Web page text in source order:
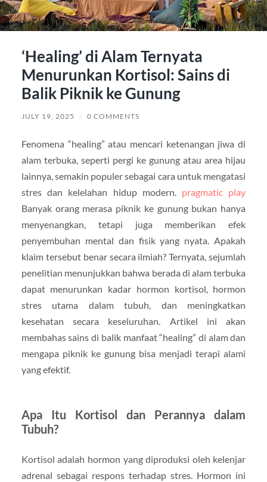
‘Healing’ di Alam Ternyata
Menurunkan Kortisol: Sains di
Balik Piknik ke Gunung
JULY 19, 2025 / 0 COMMENTS
Fenomena “healing” atau mencari ketenangan jiwa di
alam terbuka, seperti pergi ke gunung atau area hijau
lainnya, semakin populer sebagai cara untuk mengatasi
stres dan kelelahan hidup modern. pragmatic play
Banyak orang merasa piknik ke gunung bukan hanya
menyenangkan, tetapi juga memberikan efek
penyembuhan mental dan fisik yang nyata. Apakah
klaim tersebut benar secara ilmiah? Ternyata, sejumlah
penelitian menunjukkan bahwa berada di alam terbuka
dapat menurunkan kadar hormon kortisol, hormon
stres utama dalam tubuh, dan meningkatkan
kesehatan secara keseluruhan. Artikel ini akan
membahas sains di balik manfaat “healing” di alam dan
mengapa piknik ke gunung bisa menjadi terapi alami
yang efektif.
Apa Itu Kortisol dan Perannya dalam
Tubuh?
Kortisol adalah hormon yang diproduksi oleh kelenjar
adrenal sebagai respons terhadap stres. Hormon ini